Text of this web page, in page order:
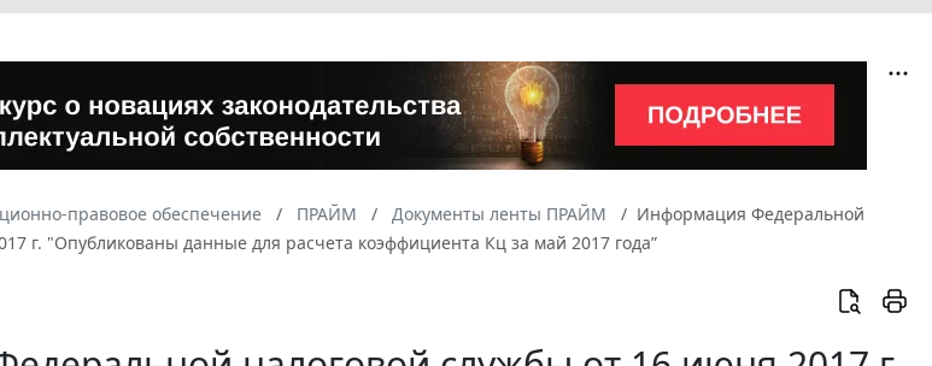
правовое обеспечение ПРАЙМ Документы ленты ПРАЙМ
Информация Федеральной
г. "Опубликованы данные для расчета коэффициента Кц за май 2017 года”